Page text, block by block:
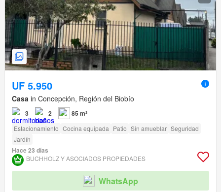
UF 5.950
Casa in Concepción, Región del Biobío
3 2 85 m²
Estacionamiento Cocina equipada Patio Sin amueblar Seguridad
Jardín
Hace 23 días
BUCHHOLZ Y ASOCIADOS PROPIEDADES
WhatsApp